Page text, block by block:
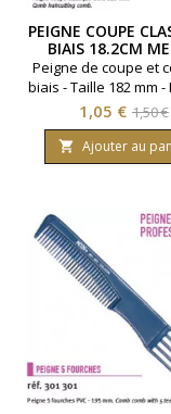
PEIGNE COUPE
BIAIS 18.2CM
Peigne de coupe et
biais - Taille 182 mm -
Coloris bleu.
Prix
1,05 € Prix
de
base
1,50 €
 Ajouter au